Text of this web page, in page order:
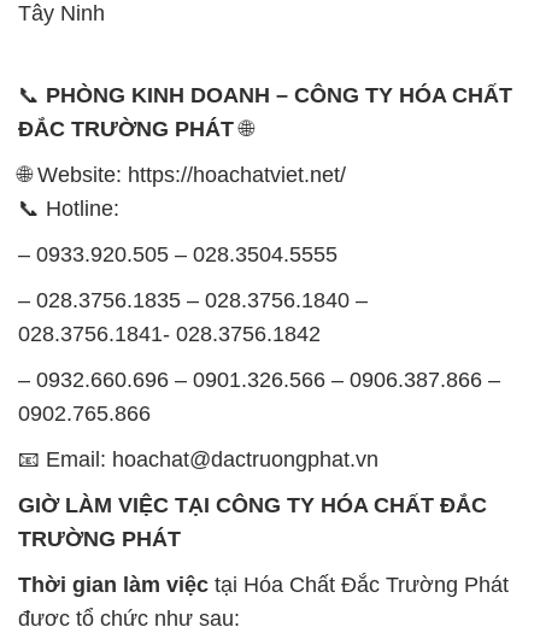
Tây Ninh
📞 PHÒNG KINH DOANH – CÔNG TY HÓA CHẤT
ĐẮC TRƯỜNG PHÁT🌐
🌐 Website: https://hoachatviet.net/
📞 Hotline:
– 0933.920.505 – 028.3504.5555
– 028.3756.1835 – 028.3756.1840 –
028.3756.1841- 028.3756.1842
– 0932.660.696 – 0901.326.566 – 0906.387.866 –
0902.765.866
📧 Email: hoachat@dactruongphat.vn
GIỜ LÀM VIỆC TẠI CÔNG TY HÓA CHẤT ĐẮC
TRƯỜNG PHÁT
Thời gian làm việc tại Hóa Chất Đắc Trường Phát
được tổ chức như sau: